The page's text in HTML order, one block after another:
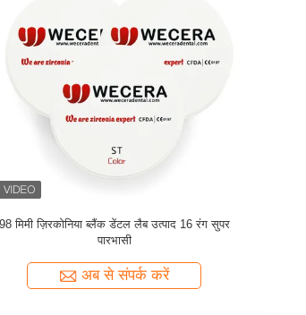
A1 A2 A3 D2 डेंटल ज़िरकोनियम ऑक्साइड सिरेमिक
उच्च पारभासी 98 * 16 मिमी
अब से संपर्क करें